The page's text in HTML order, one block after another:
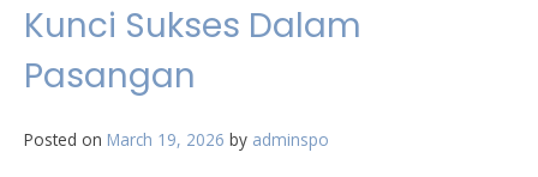
Kunci Sukses Dalam
Pasangan
Posted on March 19, 2026 by adminspo